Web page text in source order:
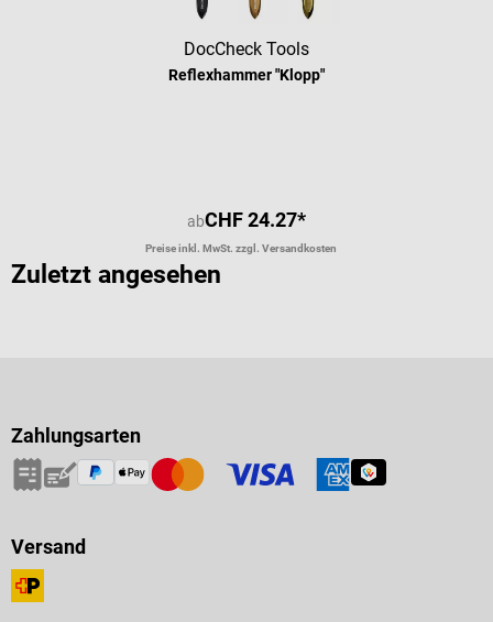
DocCheck Tools
Reflexhammer "Klopp"
abCHF 24.27*
Preise inkl. MwSt. zzgl. Versandkosten
Zuletzt angesehen
Zahlungsarten
Versand